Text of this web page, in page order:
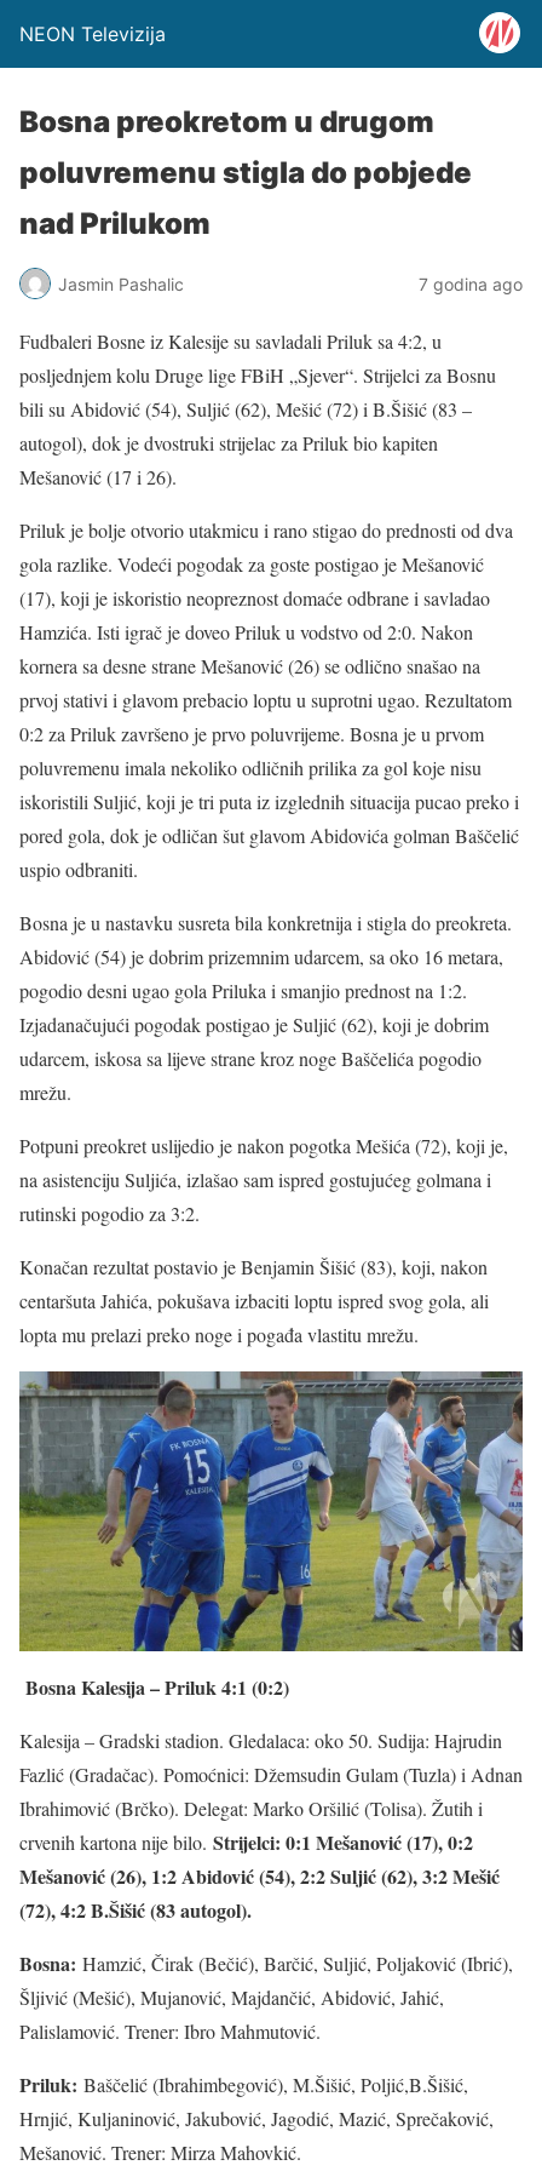
NEON Televizija
Bosna preokretom u drugom
poluvremenu stigla do pobjede
nad Prilukom
Jasmin Pashalic 7 godina ago
Fudbaleri Bosne iz Kalesije su savladali Priluk sa 4:2, u
posljednjem kolu Druge lige FBiH „Sjever“. Strijelci za Bosnu
bili su Abidović (54), Suljić (62), Mešić (72) i B.Šišić (83 –
autogol), dok je dvostruki strijelac za Priluk bio kapiten
Mešanović (17 i 26).
Priluk je bolje otvorio utakmicu i rano stigao do prednosti od dva
gola razlike. Vodeći pogodak za goste postigao je Mešanović
(17), koji je iskoristio neopreznost domaće odbrane i savladao
Hamzića. Isti igrač je doveo Priluk u vodstvo od 2:0. Nakon
kornera sa desne strane Mešanović (26) se odlično snašao na
prvoj stativi i glavom prebacio loptu u suprotni ugao. Rezultatom
0:2 za Priluk završeno je prvo poluvrijeme. Bosna je u prvom
poluvremenu imala nekoliko odličnih prilika za gol koje nisu
iskoristili Suljić, koji je tri puta iz izglednih situacija pucao preko i
pored gola, dok je odličan šut glavom Abidovića golman Baščelić
uspio odbraniti.
Bosna je u nastavku susreta bila konkretnija i stigla do preokreta.
Abidović (54) je dobrim prizemnim udarcem, sa oko 16 metara,
pogodio desni ugao gola Priluka i smanjio prednost na 1:2.
Izjadanačujući pogodak postigao je Suljić (62), koji je dobrim
udarcem, iskosa sa lijeve strane kroz noge Baščelića pogodio
mrežu.
Potpuni preokret uslijedio je nakon pogotka Mešića (72), koji je,
na asistenciju Suljića, izlašao sam ispred gostujućeg golmana i
rutinski pogodio za 3:2.
Konačan rezultat postavio je Benjamin Šišić (83), koji, nakon
centaršuta Jahića, pokušava izbaciti loptu ispred svog gola, ali
lopta mu prelazi preko noge i pogađa vlastitu mrežu.
Bosna Kalesija – Priluk 4:1 (0:2)
Kalesija – Gradski stadion. Gledalaca: oko 50. Sudija: Hajrudin
Fazlić (Gradačac). Pomoćnici: Džemsudin Gulam (Tuzla) i Adnan
Ibrahimović (Brčko). Delegat: Marko Oršilić (Tolisa). Žutih i
crvenih kartona nije bilo. Strijelci: 0:1 Mešanović (17), 0:2
Mešanović (26), 1:2 Abidović (54), 2:2 Suljić (62), 3:2 Mešić
(72), 4:2 B.Šišić (83 autogol).
Bosna: Hamzić, Čirak (Bečić), Barčić, Suljić, Poljaković (Ibrić),
Šljivić (Mešić), Mujanović, Majdančić, Abidović, Jahić,
Palislamović. Trener: Ibro Mahmutović.
Priluk: Baščelić (Ibrahimbegović), M.Šišić, Poljić,B.Šišić,
Hrnjić, Kuljaninović, Jakubović, Jagodić, Mazić, Sprečaković,
Mešanović. Trener: Mirza Mahovkić.